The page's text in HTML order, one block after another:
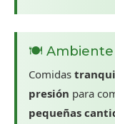
🍽️ Ambiente
Comidas
presión para
pequeñas